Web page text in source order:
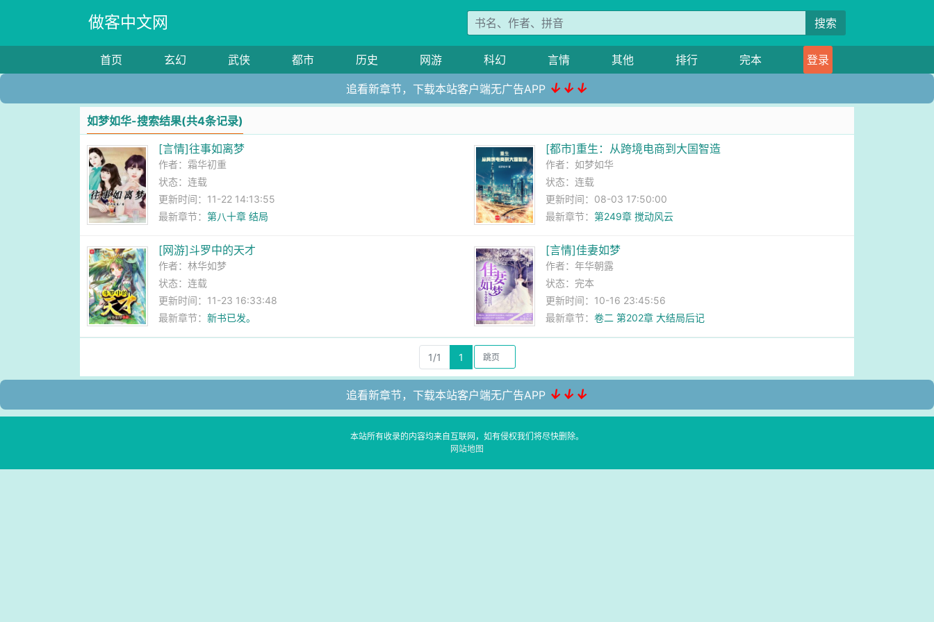
做客中文网 搜索
首页 玄幻 武侠 都市 历史 网游 科幻 言情 其他 排行 完本 登录
追看新章节，下载本站客户端无广告APP ↓↓↓
如梦如华-搜索结果(共4条记录)
[言情]往事如离梦
作者： 霜华初重
状态：连载
更新时间：11-22 14:13:55
最新章节：第八十章 结局
[都市]重生：从跨境电商到大国智造
作者： 如梦如华
状态：连载
更新时间：08-03 17:50:00
最新章节： 第249章 搅动风云
[网游]斗罗中的天才
作者：林华如梦
状态：连载
更新时间：11-23 16:33:48
最新章节：新书已发。
[言情]佳妻如梦
作者： 年华朝露
状态：完本
更新时间：10-16 23:45:56
最新章节： 卷二 第202章 大结局后记
1/1 1
追看新章节，下载本站客户端无广告APP ↓↓↓
本站所有收录的内容均来自互联网，如有侵权我们将尽快删除。
网站地图